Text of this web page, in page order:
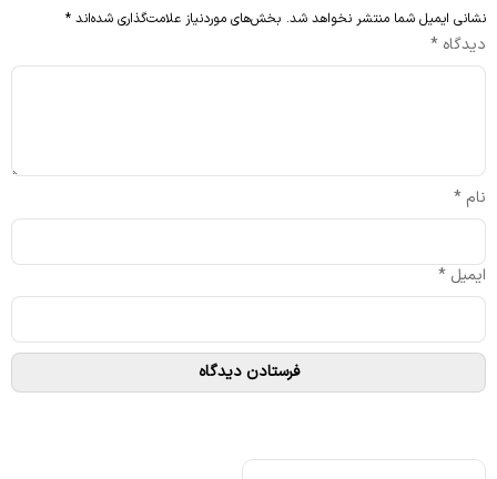
نشانی ایمیل شما منتشر نخواهد شد. بخش‌های موردنیاز علامت‌گذاری شده‌اند *
دیدگاه *
نام *
ایمیل *